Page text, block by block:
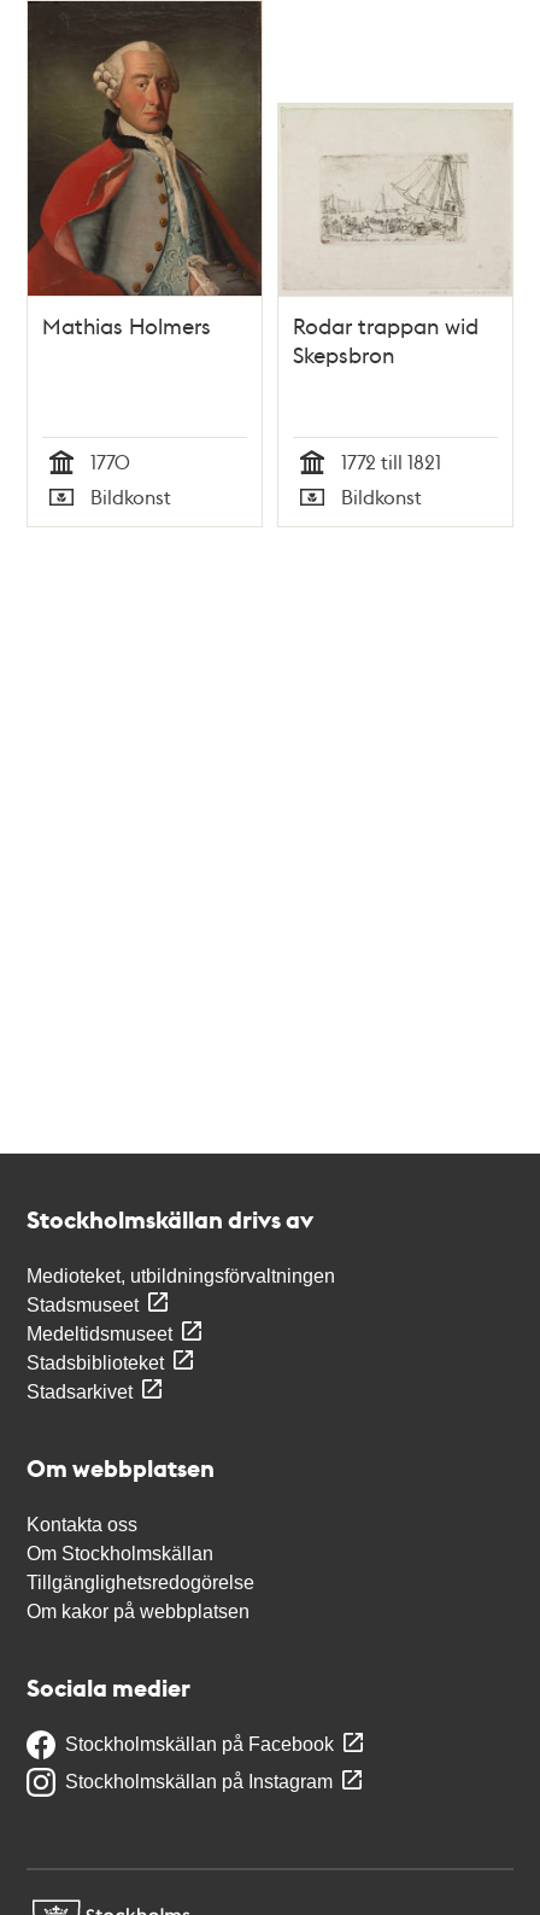
Mathias Holmers
Tid
1770
Typ
Bildkonst
Rodar trappan wid
Skepsbron
Tid
1772 till 1821
Typ
Bildkonst
Stockholmskällan drivs av
Medioteket, utbildningsförvaltningen
Stadsmuseet
Medeltidsmuseet
Stadsbiblioteket
Stadsarkivet
Om webbplatsen
Kontakta oss
Om Stockholmskällan
Tillgänglighetsredogörelse
Om kakor på webbplatsen
Sociala medier
Stockholmskällan på Facebook
Stockholmskällan på Instagram